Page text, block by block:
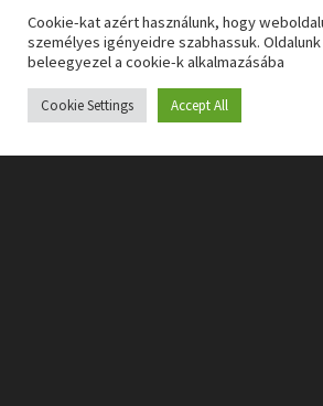
Cookie-kat azért használunk, hogy
személyes igényeidre szabhassuk.
beleegyezel a cookie-k alkalmazásába
Cookie Settings Accept All